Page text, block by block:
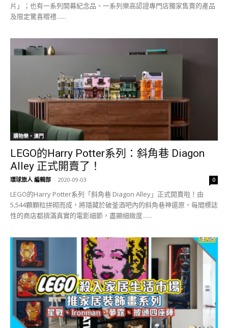
片」；也有一系列開幕紀念品、一系列樂高認證專門店獨家售賣的產品
及限定驚喜贈禮......
購物樂‧澳門
LEGO的Harry Potter系列：斜角巷 Diagon
Alley 正式開賣了！
環球旅人 編輯部 - 2020-09-03 0
LEGO的Harry Potter系列「斜角巷 Diagon Alley」正式開賣啦！由
5,544顆顆粒拼砌而成，將隱藏於破釜酒吧內的斜角巷神還原，每間標誌
性的商店都擠滿真實的電影細節，盡顯細緻度......